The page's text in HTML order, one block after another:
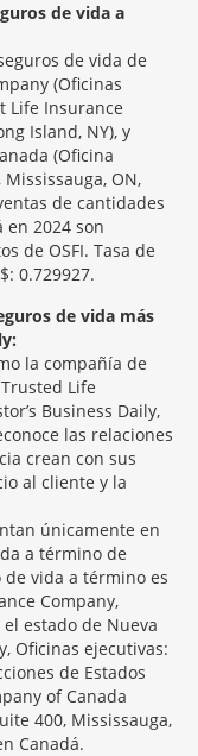
de vida a
de vida de
(Oficinas
Life Insurance
Island, NY), y
(Oficina
ON,
de cantidades
en 2024 son
de OSFI. Tasa de
0.729927.
de vida más
la compañía de
Life
Business Daily,
las relaciones
crean con sus
al cliente y la
únicamente en
a término de
de vida a término es
Company,
estado de Nueva
Oficinas ejecutivas:
de Estados
of Canada
400, Mississauga,
Canadá.